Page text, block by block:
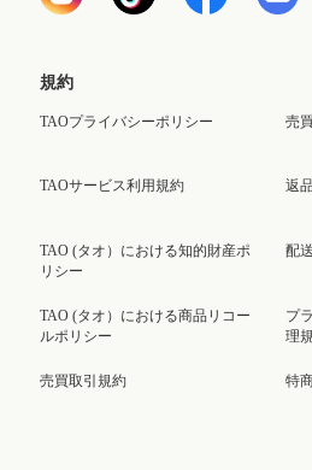
規約
TAOプライバシーポリシー
TAOサービス利用規約
TAO (タオ）における知的財産ポ
リシー
TAO (タオ）における商品リコー
ルポリシー
売買取引規約
売
返
配
プ
理
特